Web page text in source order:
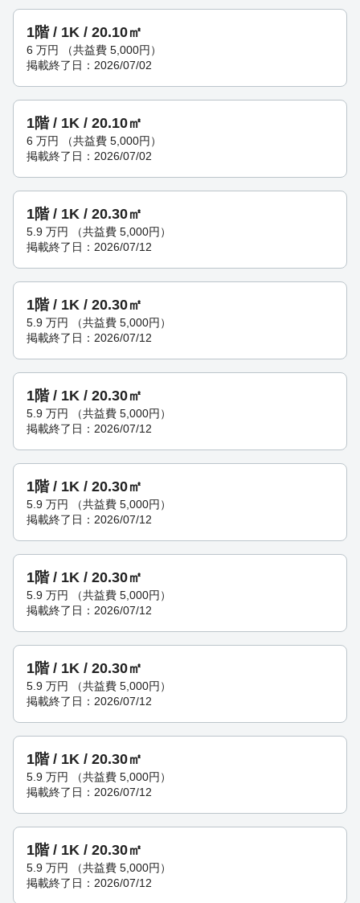
1階 / 1K / 20.10㎡
6 万円 （共益費 5,000円）
掲載終了日：2026/07/02
1階 / 1K / 20.10㎡
6 万円 （共益費 5,000円）
掲載終了日：2026/07/02
1階 / 1K / 20.30㎡
5.9 万円 （共益費 5,000円）
掲載終了日：2026/07/12
1階 / 1K / 20.30㎡
5.9 万円 （共益費 5,000円）
掲載終了日：2026/07/12
1階 / 1K / 20.30㎡
5.9 万円 （共益費 5,000円）
掲載終了日：2026/07/12
1階 / 1K / 20.30㎡
5.9 万円 （共益費 5,000円）
掲載終了日：2026/07/12
1階 / 1K / 20.30㎡
5.9 万円 （共益費 5,000円）
掲載終了日：2026/07/12
1階 / 1K / 20.30㎡
5.9 万円 （共益費 5,000円）
掲載終了日：2026/07/12
1階 / 1K / 20.30㎡
5.9 万円 （共益費 5,000円）
掲載終了日：2026/07/12
1階 / 1K / 20.30㎡
5.9 万円 （共益費 5,000円）
掲載終了日：2026/07/12